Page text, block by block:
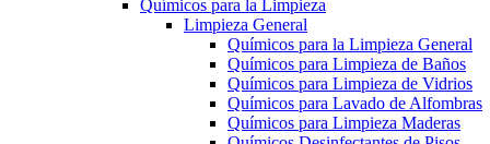
Químicos para la Limpieza
Limpieza General
Químicos para la Limpieza General
Químicos para Limpieza de Baños
Químicos para Limpieza de Vidrios
Químicos para Lavado de Alfombras
Químicos para Limpieza Maderas